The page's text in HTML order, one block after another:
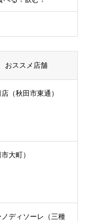
おススメ店舗
（秋田市東通）
大町）
ディソーレ（三種